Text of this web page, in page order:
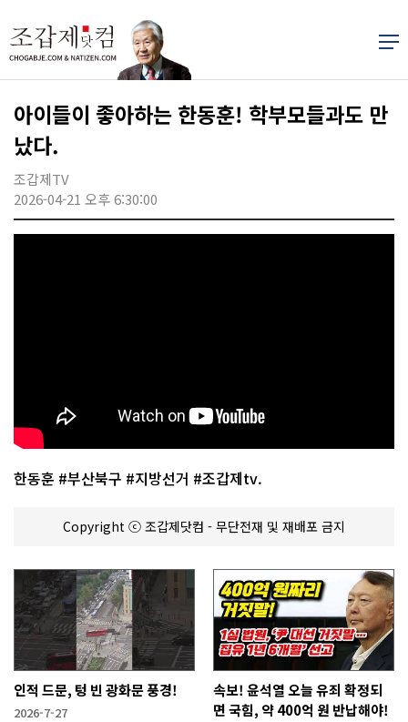
아이들이 좋아하는 한동훈! 학부모들과도 만
났다.
조갑제TV
2026-04-21 오후 6:30:00
한동훈 #부산북구 #지방선거 #조갑제tv.
Copyright ⓒ 조갑제닷컴 - 무단전재 및 재배포 금지
인적 드문, 텅 빈 광화문 풍경!
2026-7-27
속보! 윤석열 오늘 유죄 확정되
면 국힘, 약 400억 원 반납해야!